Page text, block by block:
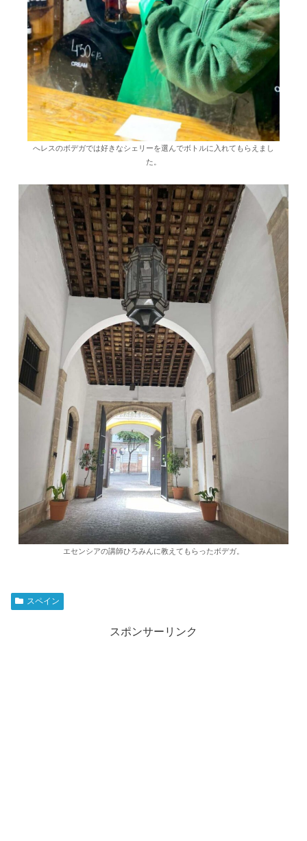
へレスのボデガでは好きなシェリーを選んでボトルに入れてもらえまし
た。
エセンシアの講師ひろみんに教えてもらったボデガ。
スペイン
スポンサーリンク